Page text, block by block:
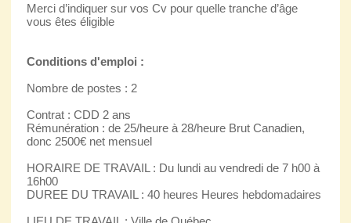
Merci d’indiquer sur vos Cv pour quelle tranche d’âge
vous êtes éligible
Conditions d'emploi :
Nombre de postes : 2
Contrat : CDD 2 ans
Rémunération : de 25/heure à 28/heure Brut Canadien,
donc 2500€ net mensuel
HORAIRE DE TRAVAIL : Du lundi au vendredi de 7 h00 à
16h00
DUREE DU TRAVAIL : 40 heures Heures hebdomadaires